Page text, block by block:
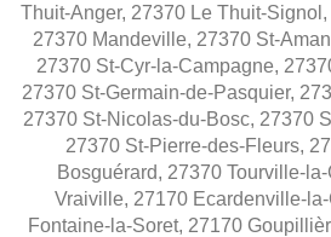
Thuit-Anger, 27370 Le Thuit-
27370 Mandeville, 27370 St-
27370 St-Cyr-la-Campagne,
27370 St-Germain-de-Pasquier,
27370 St-Nicolas-du-Bosc, 27370
27370 St-Pierre-des-Fleurs,
Bosguérard, 27370 Tourville-
Vraiville, 27170 Ecardenville-
Fontaine-la-Soret, 27170